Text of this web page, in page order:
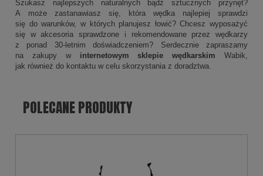
Szukasz najlepszych naturalnych bądź sztucznych przynęt?
A może zastanawiasz się, która wędka najlepiej sprawdzi
się do warunków, w których planujesz łowić? Chcesz wyposażyć
się w akcesoria sprawdzone i rekomendowane przez wędkarzy
z ponad 30-letnim doświadczeniem? Serdecznie zapraszamy
na zakupy w internetowym sklepie wędkarskim Wabik,
jak również do kontaktu w celu skorzystania z doradztwa.
POLECANE PRODUKTY